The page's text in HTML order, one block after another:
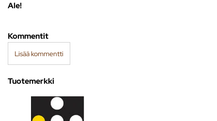
Ale!
Kommentit
Lisää kommentti
Tuotemerkki